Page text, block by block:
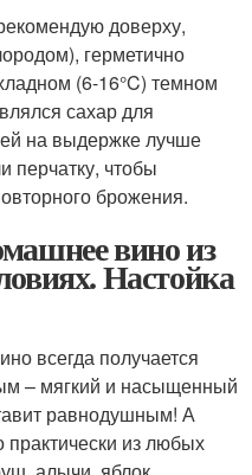
доверху,
герметично
(6-16°C) темном
сахар для
на выдержке лучше
перчатку, чтобы
брожения.
вино из
Настойка
всегда получается
– мягкий и насыщенный
равнодушным! А
практически из любых